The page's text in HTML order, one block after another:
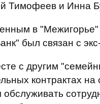
Тимофеев и Инна
в "Межигорье"
был связан с
с другим
контрактах